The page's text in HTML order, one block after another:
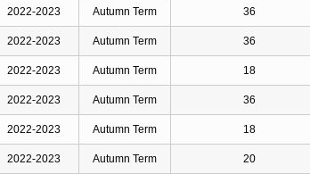
2022-2023 Autumn Term 36
2022-2023 Autumn Term 36
2022-2023 Autumn Term 18
2022-2023 Autumn Term 36
2022-2023 Autumn Term 18
2022-2023 Autumn Term 20